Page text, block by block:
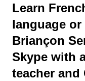
Learn
language
Briançon
Skype with
teacher and